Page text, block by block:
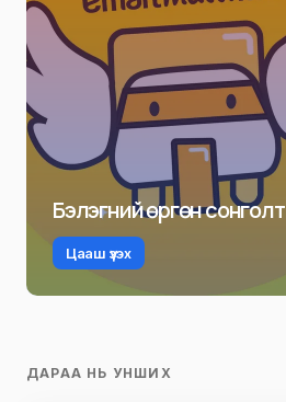
Бэлэгний өргөн сонголт
Цааш үзэх
ДАРАА НЬ УНШИХ